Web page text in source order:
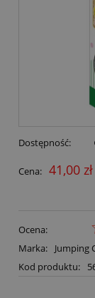
Dostępność:
Cena: 41,00 zł
Ocena:
Marka:
Jumping
Kod produktu: